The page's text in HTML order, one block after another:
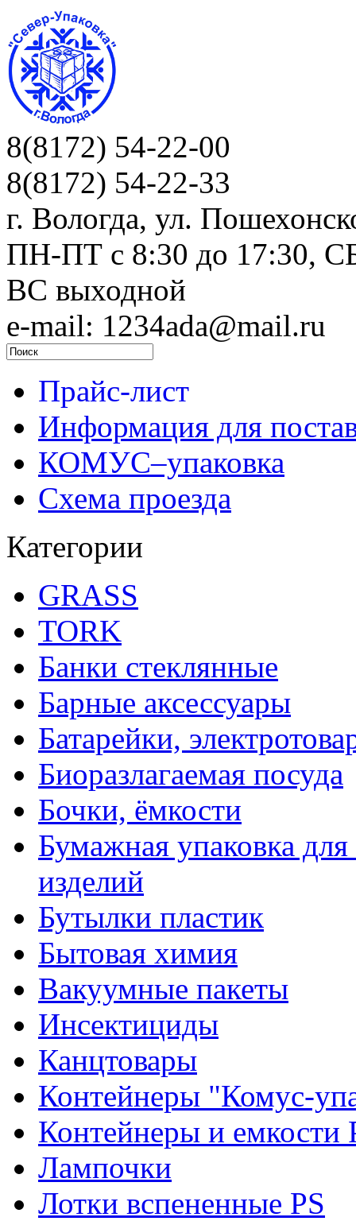
8(8172) 54-22-00
8(8172) 54-22-33
г. Вологда, ул.
ПН-ПТ c 8:30 до 17:30,
ВС выходной
e-mail: 1234ada@mail.ru
Прайс-лист
Информация для
КОМУС–упаковка
Схема проезда
Категории
GRASS
TORK
Банки стеклянные
Барные аксессуары
Батарейки,
Биоразлагаемая посуда
Бочки, ёмкости
Бумажная упаковка
изделий
Бутылки пластик
Бытовая химия
Вакуумные пакеты
Инсектициды
Канцтовары
Контейнеры "Комус-
Контейнеры и емкости
Лампочки
Лотки вспененные PS